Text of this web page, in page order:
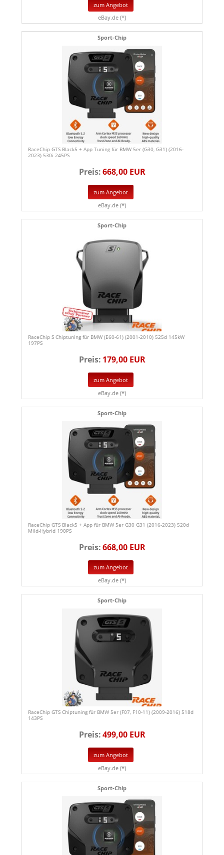
zum Angebot
eBay.de (*)
Sport-Chip
RaceChip GTS Black5 + App Tuning für BMW 5er (G30, G31) (2016-
2023) 530i 245PS
Preis:668,00 EUR
zum Angebot
eBay.de (*)
Sport-Chip
RaceChip S Chiptuning für BMW (E60-61) (2001-2010) 525d 145kW
197PS
Preis: 179,00 EUR
zum Angebot
eBay.de (*)
Sport-Chip
RaceChip GTS Black5 + App für BMW 5er G30 G31 (2016-2023) 520d
Mild-Hybrid 190PS
Preis:668,00 EUR
zum Angebot
eBay.de (*)
Sport-Chip
RaceChip GTS Chiptuning für BMW 5er (F07, F10-11) (2009-2016) 518d
143PS
Preis:499,00 EUR
zum Angebot
eBay.de (*)
Sport-Chip